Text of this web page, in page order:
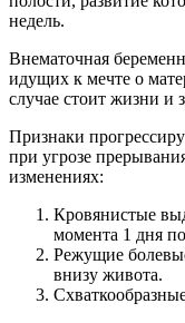
недель.
Внематочная
идущих к мечте о
случае стоит жизни и
Признаки
при угрозе
изменениях:
Кровянистые
момента 1 дня
Режущие
внизу живота.